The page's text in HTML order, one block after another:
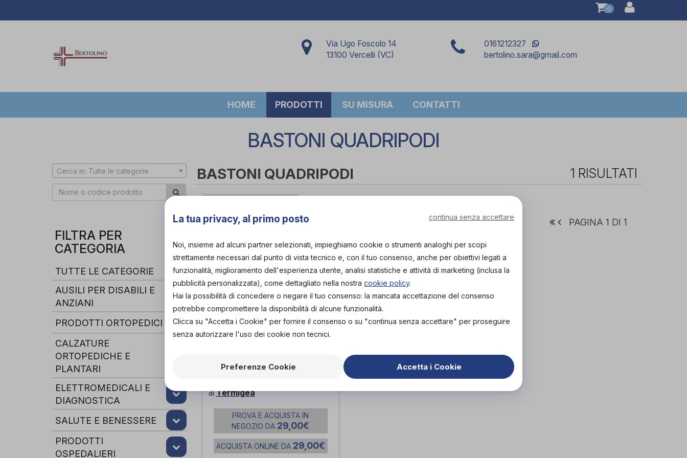
0
Via Ugo Foscolo 14
13100 Vercelli (VC)
0161212327
bertolino.sara@gmail.com
HOME PRODOTTI SU MISURA CONTATTI
BASTONI QUADRIPODI
Cerca in: Tutte le categorie
FILTRA PER
CATEGORIA
TUTTE LE CATEGORIE
AUSILI PER DISABILI E
ANZIANI
PRODOTTI ORTOPEDICI
CALZATURE
ORTOPEDICHE E
PLANTARI
ELETTROMEDICALI E
DIAGNOSTICA
SALUTE E BENESSERE
PRODOTTI
OSPEDALIERI
BASTONI QUADRIPODI 1 RISULTATI
PAGINA 1 DI 1
BASTONE REGOLABILE
diTermigea
PROVA E ACQUISTA IN
NEGOZIO DA 29,00€
ACQUISTA ONLINE DA 29,00€
La tua privacy, al primo posto continua senza accettare
Noi, insieme ad alcuni partner selezionati, impieghiamo cookie o strumenti analoghi per scopi
strettamente necessari dal punto di vista tecnico e, con il tuo consenso, anche per obiettivi legati a
funzionalità, miglioramento dell'esperienza utente, analisi statistiche e attività di marketing (inclusa la
pubblicità personalizzata), come dettagliato nella nostra cookie policy.
Hai la possibilità di concedere o negare il tuo consenso: la mancata accettazione del consenso
potrebbe compromettere la disponibilità di alcune funzionalità.
Clicca su "Accetta i Cookie" per fornire il consenso o su "continua senza accettare" per proseguire
senza autorizzare l'uso dei cookie non tecnici.
Preferenze Cookie Accetta i Cookie